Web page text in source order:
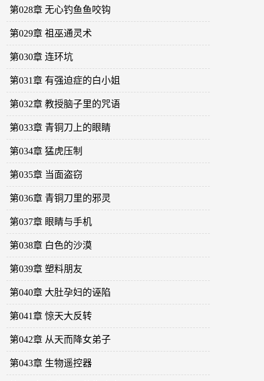
第028章 无心钓鱼鱼咬钩
第029章 祖巫通灵术
第030章 连环坑
第031章 有强迫症的白小姐
第032章 教授脑子里的咒语
第033章 青铜刀上的眼睛
第034章 猛虎压制
第035章 当面盗窃
第036章 青铜刀里的邪灵
第037章 眼睛与手机
第038章 白色的沙漠
第039章 塑料朋友
第040章 大肚孕妇的诬陷
第041章 惊天大反转
第042章 从天而降女弟子
第043章 生物遥控器